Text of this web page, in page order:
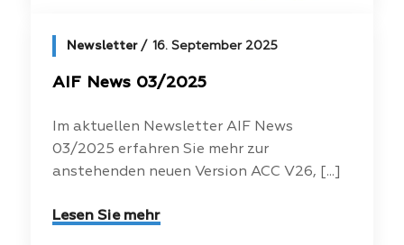
Newsletter 16. September 2025
AIF News 03/2025
Im aktuellen Newsletter AIF News
03/2025 erfahren Sie mehr zur
anstehenden neuen Version ACC V26, [...]
Lesen Sie mehr